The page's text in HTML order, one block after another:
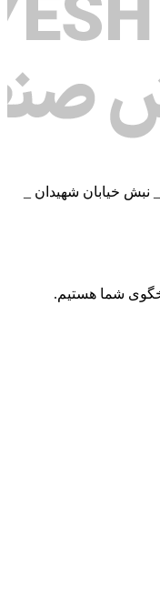
_ نبش خیابان شهیدان _